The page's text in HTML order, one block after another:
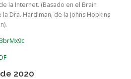
la Internet. (Basado en el Brain
Dra. Hardiman, de la Johns Hopkins
2020